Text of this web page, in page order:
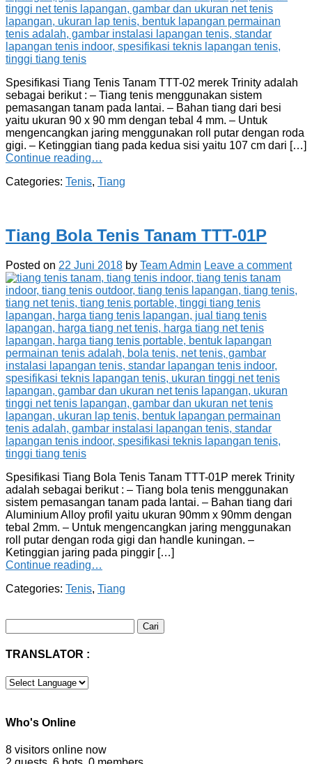
Spesifikasi Tiang Tenis Tanam TTT-02 merek Trinity adalah
sebagai berikut : – Tiang tenis menggunakan sistem
pemasangan tanam pada lantai. – Bahan tiang dari besi
yaitu ukuran 90 x 90 mm dengan tebal 4 mm. – Untuk
mengencangkan jaring menggunakan roll putar dengan roda
gigi. – Ketinggian tiang pada kedua sisi yaitu 107 cm dari […]
Continue reading…
Categories: Tenis, Tiang
Tiang Bola Tenis Tanam TTT-01P
Posted on 22 Juni 2018 by Team Admin Leave a comment
Spesifikasi Tiang Bola Tenis Tanam TTT-01P merek Trinity
adalah sebagai berikut : – Tiang bola tenis menggunakan
sistem pemasangan tanam pada lantai. – Bahan tiang dari
Aluminium Alloy profil yaitu ukuran 90mm x 90mm dengan
tebal 2mm. – Untuk mengencangkan jaring menggunakan
roll putar dengan roda gigi dan handle kuningan. –
Ketinggian jaring pada pinggir […]
Continue reading…
Categories: Tenis, Tiang
untuk:
TRANSLATOR :
Who's Online
8 visitors online now